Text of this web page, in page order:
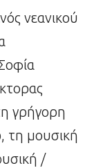
νεανικού
γρήγορη
τη μουσική
/